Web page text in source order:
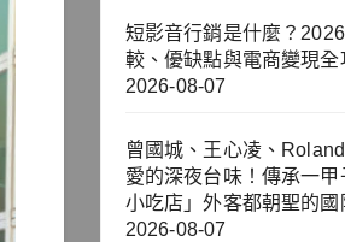
短影音行銷是什麼？
較、優缺點與電商變現全
2026-08-07
曾國城、王心凌、
愛的深夜台味！傳承一甲
小吃店」外客都朝聖的國
2026-08-07